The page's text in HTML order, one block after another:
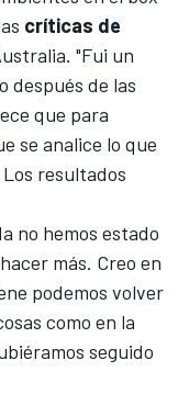
críticas de
. "Fui un
después de las
que para
se analice lo que
resultados
no hemos estado
más. Creo en
podemos volver
como en la
seguido